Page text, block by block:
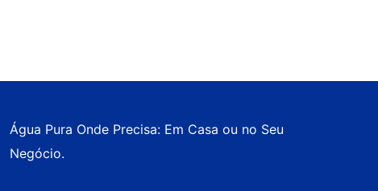
Água Pura Onde Precisa: Em Casa ou no Seu
Negócio.